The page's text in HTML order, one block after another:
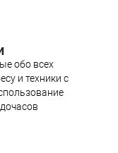
обо всех
и техники с